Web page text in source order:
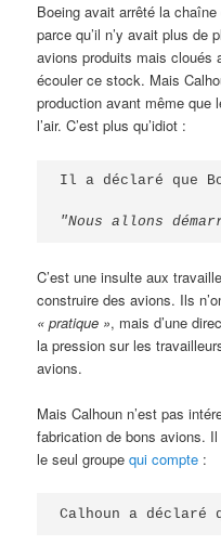
Boeing avait arrêté la
parce qu’il n’y avait plus de
avions produits mais cloués
écouler ce stock. Mais
production avant même que
l’air. C’est plus qu’idiot :
Il a déclaré que
"Nous allons
C’est une insulte aux
construire des avions. Ils
« pratique », mais d’une
la pression sur les
avions.
Mais Calhoun n’est pas
fabrication de bons avions. Il
le seul groupequi compte :
Calhoun a déclaré